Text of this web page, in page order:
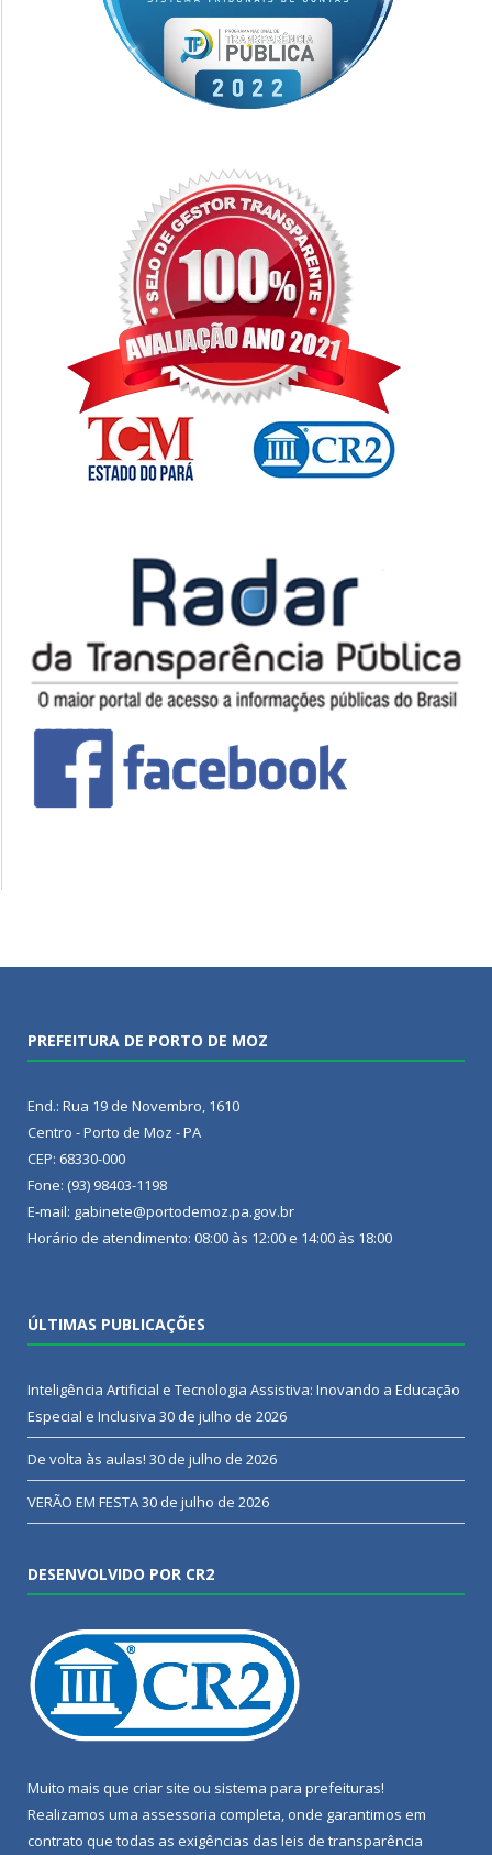
PREFEITURA DE PORTO DE MOZ
End.: Rua 19 de Novembro, 1610
Centro - Porto de Moz - PA
CEP: 68330-000
Fone: (93) 98403-1198
E-mail: gabinete@portodemoz.pa.gov.br
Horário de atendimento: 08:00 às 12:00 e 14:00 às 18:00
ÚLTIMAS PUBLICAÇÕES
Inteligência Artificial e Tecnologia Assistiva: Inovando a Educação
Especial e Inclusiva 30 de julho de 2026
De volta às aulas! 30 de julho de 2026
VERÃO EM FESTA30 de julho de 2026
DESENVOLVIDO POR CR2
Muito mais que criar site ou sistema para prefeituras!
Realizamos uma assessoria completa, onde garantimos em
contrato que todas as exigências das leis de transparência